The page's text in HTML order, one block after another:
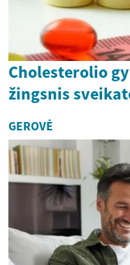
Cholesterolio
žingsnis
GEROVĖ